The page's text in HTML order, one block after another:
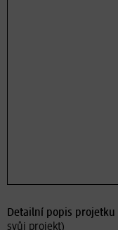
Detailní popis projetku
svůj projekt)